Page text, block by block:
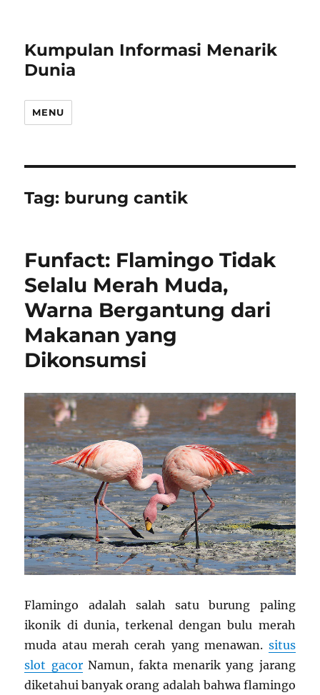
Kumpulan Informasi Menarik
Dunia
MENU
Tag: burung cantik
Funfact: Flamingo Tidak
Selalu Merah Muda,
Warna Bergantung dari
Makanan yang
Dikonsumsi
Flamingo adalah salah satu burung paling
ikonik di dunia, terkenal dengan bulu merah
muda atau merah cerah yang menawan. situs
slot gacorNamun, fakta menarik yang jarang
diketahui banyak orang adalah bahwa flamingo